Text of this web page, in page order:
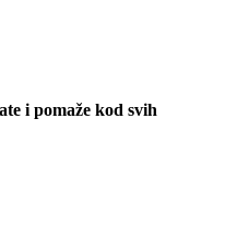
i pomaže kod svih